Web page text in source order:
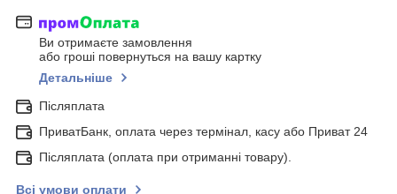
Ви отримаєте замовлення
або гроші повернуться на вашу картку
Детальніше
Післяплата
ПриватБанк, оплата через термінал, касу або Приват 24
Післяплата (оплата при отриманні товару).
Всі умови оплати